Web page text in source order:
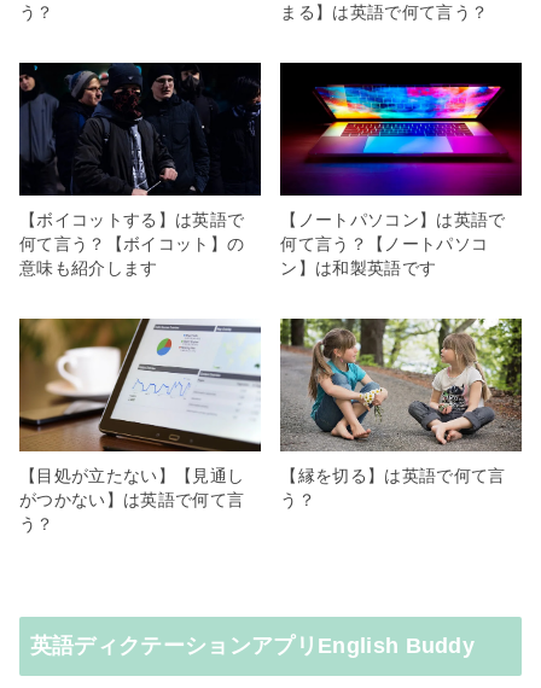
う？
まる】は英語で何て言う？
【ボイコットする】は英語で
何て言う？【ボイコット】の
意味も紹介します
【ノートパソコン】は英語で
何て言う？【ノートパソコ
ン】は和製英語です
【目処が立たない】【見通し
がつかない】は英語で何て言
う？
【縁を切る】は英語で何て言
う？
英語ディクテーションアプリEnglish Buddy